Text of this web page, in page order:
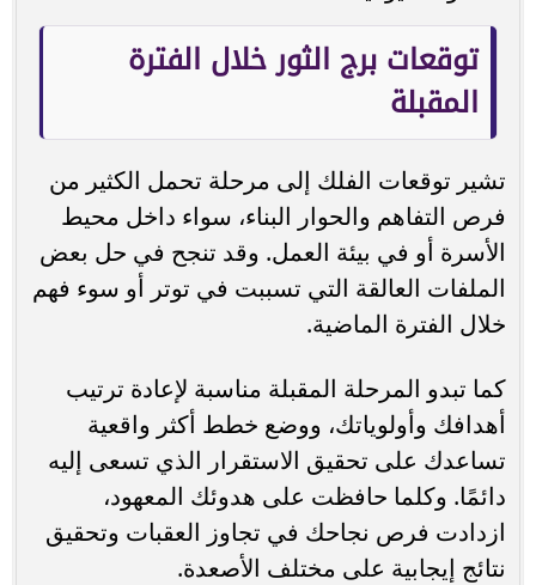
توقعات برج الثور خلال الفترة
المقبلة
تشير توقعات الفلك إلى مرحلة تحمل الكثير من
فرص التفاهم والحوار البناء، سواء داخل محيط
الأسرة أو في بيئة العمل. وقد تنجح في حل بعض
الملفات العالقة التي تسببت في توتر أو سوء فهم
خلال الفترة الماضية.
كما تبدو المرحلة المقبلة مناسبة لإعادة ترتيب
أهدافك وأولوياتك، ووضع خطط أكثر واقعية
تساعدك على تحقيق الاستقرار الذي تسعى إليه
دائمًا. وكلما حافظت على هدوئك المعهود،
ازدادت فرص نجاحك في تجاوز العقبات وتحقيق
نتائج إيجابية على مختلف الأصعدة.